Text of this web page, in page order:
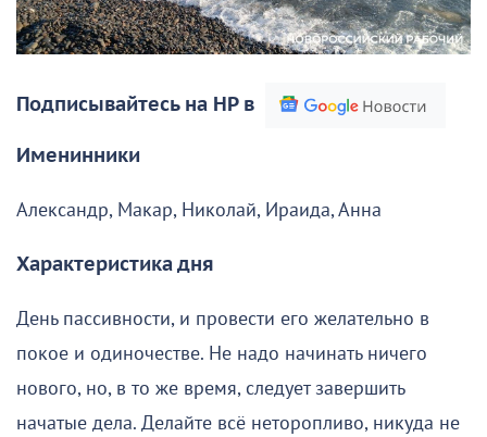
Подписывайтесь на НР в
Именинники
Александр, Макар, Николай, Ираида, Анна
Характеристика дня
День пассивности, и провести его желательно в
покое и одиночестве. Не надо начинать ничего
нового, но, в то же время, следует завершить
начатые дела. Делайте всё неторопливо, никуда не